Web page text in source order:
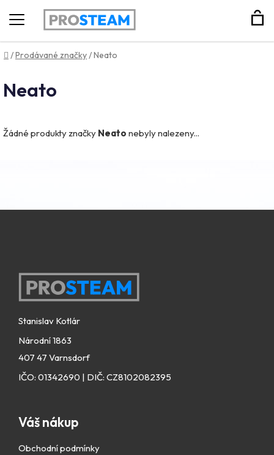
Hledat
Domů
/Prodávané značky/Neato
Neato
Žádné produkty značky Neato nebyly nalezeny...
Zápatí
Stanislav Kotlár
Národní 1863
407 47 Varnsdorf
IČO: 01342690 | DIČ: CZ8102082395
Váš nákup
Obchodní podmínky